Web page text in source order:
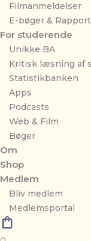
Filmanmeldelser
E-bøger &
For studerende
Unikke BA
Kritisk læsning af
Statistikbanken
Apps
Podcasts
Web & Film
Bøger
Om
Shop
Medlem
Bliv medlem
Medlemsportal